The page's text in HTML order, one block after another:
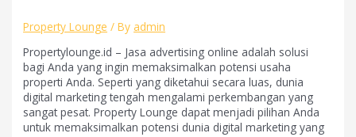
Property Lounge / By admin
Propertylounge.id – Jasa advertising online adalah solusi
bagi Anda yang ingin memaksimalkan potensi usaha
properti Anda. Seperti yang diketahui secara luas, dunia
digital marketing tengah mengalami perkembangan yang
sangat pesat. Property Lounge dapat menjadi pilihan Anda
untuk memaksimalkan potensi dunia digital marketing yang